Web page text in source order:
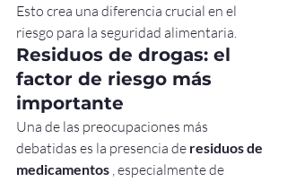
Esto crea una diferencia crucial en el
riesgo para la seguridad alimentaria.
Residuos de drogas: el
factor de riesgo más
importante
Una de las preocupaciones más
debatidas es la presencia de residuos de
medicamentos , especialmente de